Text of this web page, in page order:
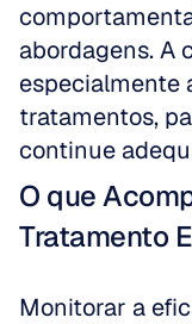
abordagens. A
especialmente
tratamentos,
continue
O que
Tratamento
Monitorar a